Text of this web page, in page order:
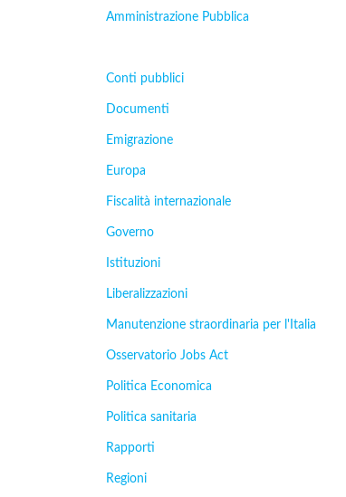
Amministrazione Pubblica
Conti pubblici
Documenti
Emigrazione
Europa
Fiscalità internazionale
Governo
Istituzioni
Liberalizzazioni
Manutenzione straordinaria per l'Italia
Osservatorio Jobs Act
Politica Economica
Politica sanitaria
Rapporti
Regioni